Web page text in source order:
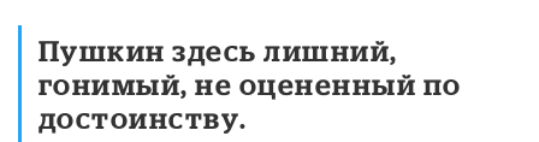
Пушкин здесь лишний,
гонимый, не оцененный по
достоинству.